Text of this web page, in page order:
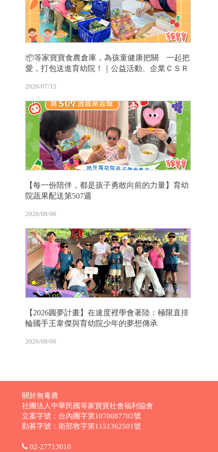
📦等家寶寶食農倉庫，為孩童健康把關 一起把
愛，打包送進育幼院！｜公益活動、企業ＣＳＲ
2026/07/15
【每一份陪伴，都是孩子勇敢向前的力量】育幼
院蔬果配送第507週
2026/08/06
【2026圓夢計畫】在速度裡學會著陸：極限直排
輪國手王韋傑與育幼院少年的夢想傳承
2026/08/06
關於無毒農
社團法人中華民國等家寶寶社會福利協會
立案字號：台內團字第1070087702號
勸募字號：衛部救字第1151362501號
02-27713010